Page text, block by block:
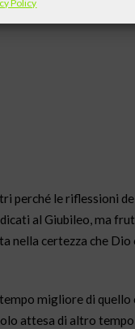
Policy
perché le riflessioni
al Giubileo, ma
nella certezza che Dio
migliore di quello
attesa di altro